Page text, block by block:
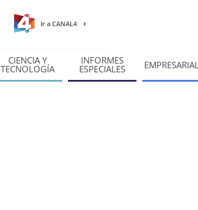
Ir a CANAL4
CIENCIA Y
TECNOLOGÍA
INFORMES
ESPECIALES